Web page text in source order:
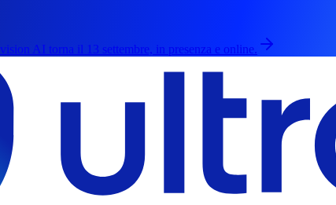
AI torna il 13 settembre, in presenza e online.